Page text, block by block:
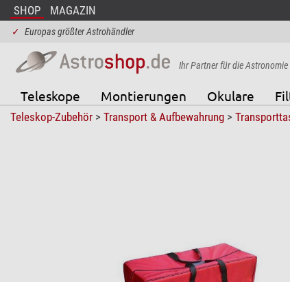
SHOP MAGAZIN
✓ Europas größter Astrohändler
Ihr Partner für die Astronomie
Teleskope Montierungen Okulare
Teleskop-Zubehör> Transport & Aufbewahrung>